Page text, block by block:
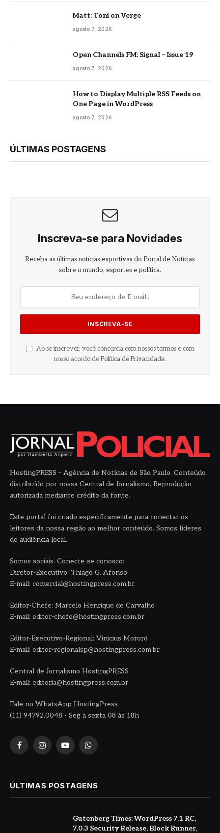
Matt: Toni on Verge
agosto 7, 2026
Open Channels FM: Signal – Issue 19
agosto 7, 2026
How to Display Multiple RSS Feeds on
One Page in WordPress
agosto 7, 2026
ÚLTIMAS POSTAGENS
Inscreva-se para Novidades
Receba as últimas notícias esportivas do Portal de Notícias
sobre o mundo, esportes e política.
Ao se inscrever, você concorda com nossos termos e com
nosso acordo de Política de Privacidade.
HostingPRESS – Agência de Notícias de São Paulo. Conteúdo
distribuído por nossa Central de Jornalismo. Reprodução
autorizada mediante crédito da fonte.
Este portal foi criado especificamente para conectar os
leitores da nossa região ao melhor conteúdo. Somos líderes
de audiência local.
Somos sociais. Conecte-se conosco:
Diretor-Executivo: Thiago G. Afonso
E-mail: comercial@hostingpress.com.br
Editor-Chefe: Marcelo Henrique de Carvalho
E-mail: editor-chefe@hostingpress.com.br
Editor-Executivo-Regional: Vinicius Mororó
E-mail: editor-regionalsp@hostingpress.com.br
Central de Jornalismo HostingPRESS
E-mail: editoria@hostingpress.com.br
Fale no WhatsApp HostingPress
(11) 94792.0048 - Seg à sexta 08 às 18h
FacebookInstagramYouTubeWhatsApp
ÚLTIMAS POSTAGENS
Gutenberg Times: WordPress 7.1 RC,
7.0.3 Security Release, Block Runner,